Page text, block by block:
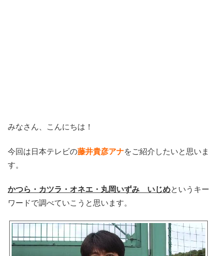
みなさん、こんにちは！
今回は日本テレビの藤井貴彦アナをご紹介したいと思いま
す。
かつら・カツラ・オネエ・丸岡いずみ いじめというキー
ワードで調べていこうと思います。